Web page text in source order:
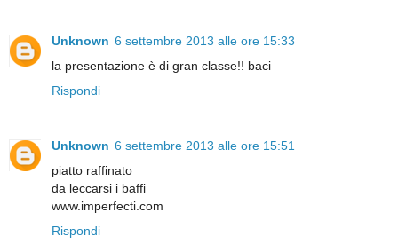
Unknown 6 settembre 2013 alle ore 15:33
la presentazione è di gran classe!! baci
Rispondi
Unknown 6 settembre 2013 alle ore 15:51
piatto raffinato
da leccarsi i baffi
www.imperfecti.com
Rispondi